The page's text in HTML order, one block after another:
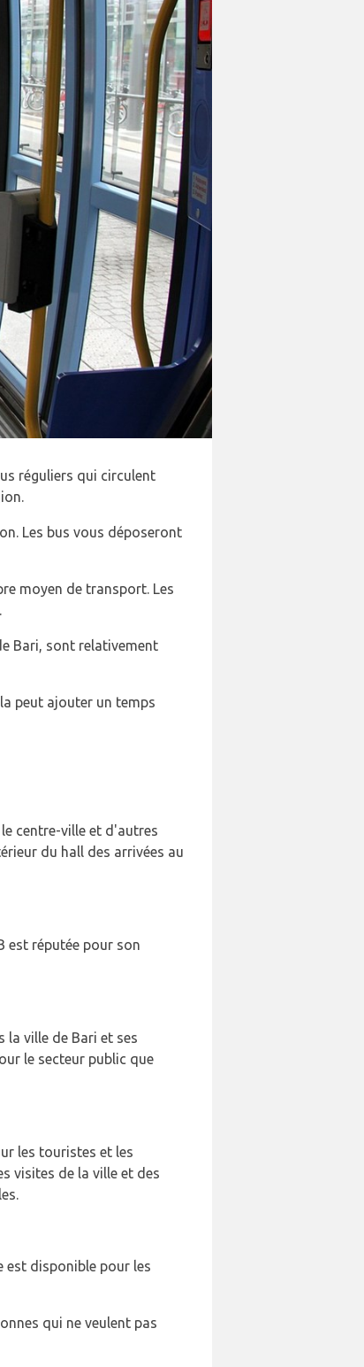
réguliers qui circulent
Les bus vous déposeront
moyen de transport. Les
Bari, sont relativement
peut ajouter un temps
centre-ville et d'autres
du hall des arrivées au
est réputée pour son
la ville de Bari et ses
le secteur public que
les touristes et les
visites de la ville et des
est disponible pour les
qui ne veulent pas